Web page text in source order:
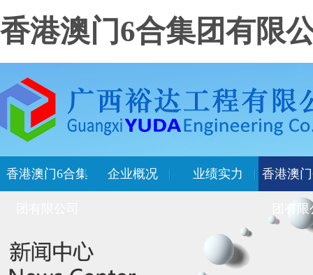
香港澳门6合集团有限
香港澳门6合集 企业概况 业绩实力 香港澳
团有